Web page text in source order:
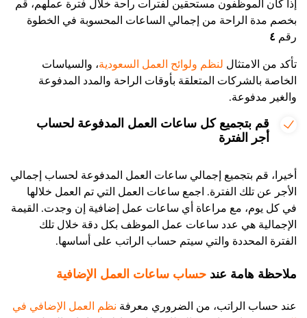
إذا كان الموظفون مستحقين لفترات راحة خلال فترة عملهم، قم
بخصم مدة الراحة من إجمالي الساعات المحسوبة في الخطوة
رقم ٤
تأكد من الامتثال لنظم ولوائح العمل السعودية، والسياسات
الخاصة بالشركات المتعلقة بأوقات الراحة والمدد المدفوعة
والغير مدفوعة.
قم بتجميع كل ساعات العمل المدفوعة لحساب
أجر الفترة
أخيرا، قم بتجميع إجمالي ساعات العمل المدفوعة لحساب إجمالي
الأجر عن تلك الفترة. اجمع ساعات العمل التي تم العمل خلالها
في كل يوم، مع مراعاة أي ساعات عمل إضافية إن وجدت. القيمة
الإجمالية هي عدد ساعات عمل الموظف بكل دقة خلال تلك
الفترة المحددة والتي سيتم حساب الراتب على أساسها.
ملاحظة هامة عند حساب ساعات العمل الإضافية
عند حساب الراتب، من الضروري معرفة نظم العمل الإضافي في